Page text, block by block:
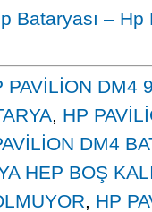
Bataryası –
PAVİLİON DM4
, HP
DM4
HEP BOŞ
, HP